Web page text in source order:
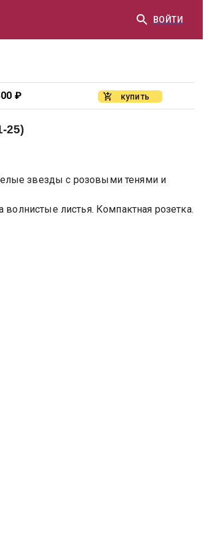
ВОЙТИ
₽ купить
25)
звезды с розовыми тенями и
листья. Компактная розетка.